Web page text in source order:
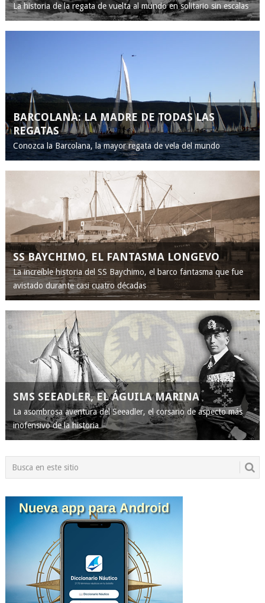
La historia de la regata de vuelta al mundo en solitario sin escalas
BARCOLANA: LA MADRE DE TODAS LAS
REGATAS
Conozca la Barcolana, la mayor regata de vela del mundo
SS BAYCHIMO, EL FANTASMA LONGEVO
La increíble historia del SS Baychimo, el barco fantasma que fue
avistado durante casi cuatro décadas
SMS SEEADLER, EL ÁGUILA MARINA
La asombrosa aventura del Seeadler, el corsario de aspecto más
inofensivo de la historia